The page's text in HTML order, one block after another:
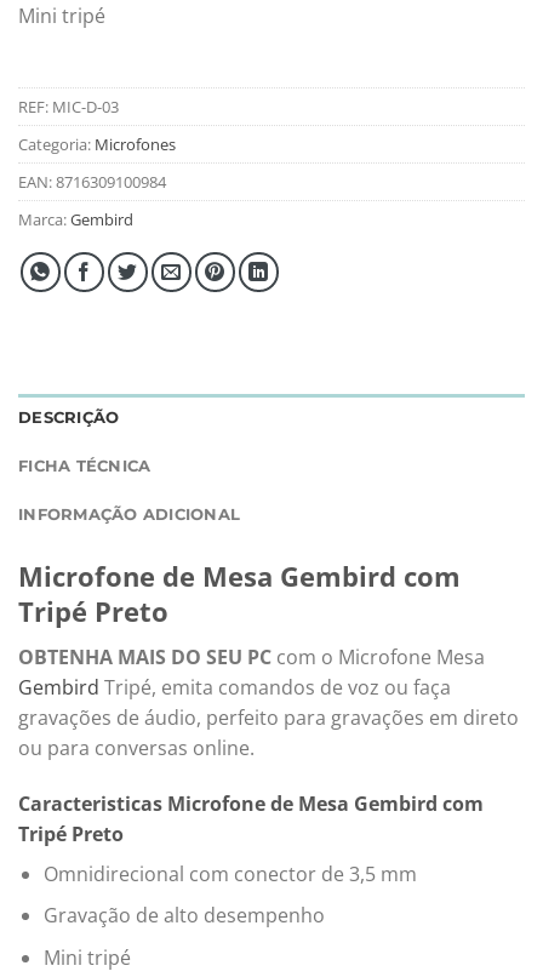
Mini tripé
REF: MIC-D-03
Categoria: Microfones
EAN:8716309100984
Marca:Gembird
DESCRIÇÃO
FICHA TÉCNICA
INFORMAÇÃO ADICIONAL
Microfone de Mesa Gembird com
Tripé Preto
OBTENHA MAIS DO SEU PC com o Microfone Mesa
Gembird Tripé, emita comandos de voz ou faça
gravações de áudio, perfeito para gravações em direto
ou para conversas online.
Caracteristicas Microfone de Mesa Gembird com
Tripé Preto
Omnidirecional com conector de 3,5 mm
Gravação de alto desempenho
Mini tripé